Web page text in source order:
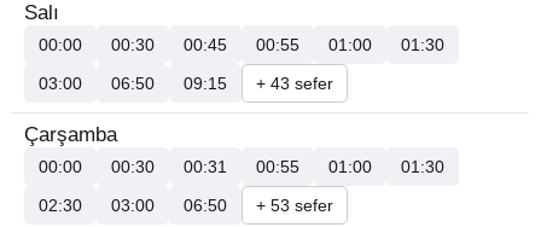
Salı
00:00 00:30 00:45 00:55 01:00
01:30
03:00
06:50 09:15 + 43 sefer
Çarşamba
00:00 00:30 00:31 00:55 01:00
01:30
02:30
03:00 06:50 + 53 sefer